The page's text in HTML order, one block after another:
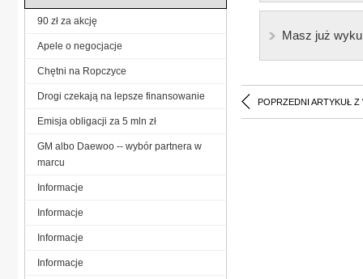
Masz już
POPRZEDNI ARTYKUŁ Z
90 zł za akcję
Apele o negocjacje
Chętni na Ropczyce
Drogi czekają na lepsze finansowanie
Emisja obligacji za 5 mln zł
GM albo Daewoo -- wybór partnera w
marcu
Informacje
Informacje
Informacje
Informacje